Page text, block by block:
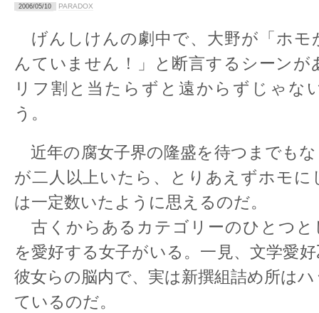
2006/05/10 PARADOX
げんしけんの劇中で、大野が「ホモ
んていません！」と断言するシーンが
リフ割と当たらずと遠からずじゃな
う。
近年の腐女子界の隆盛を待つまでも
が二人以上いたら、とりあえずホモに
は一定数いたように思えるのだ。
古くからあるカテゴリーのひとつと
を愛好する女子がいる。一見、文学愛
彼女らの脳内で、実は新撰組詰め所は
ているのだ。